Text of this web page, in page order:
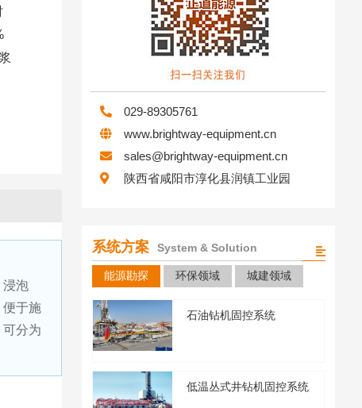
浸泡
便于施
分为
水基泥浆如何处理？水基
2024年12月20日
焚烧法，生物分解法，化学固
2024年12月18日
029-89305761
www.brightway-equipment.cn
sales@brightway-equipment.cn
陕西省咸阳市淳化县润镇工业园
系统方案 System & Solution
能源勘探 环保领域 城建领域
石油钻机固控系统
低温丛式井钻机固控系统